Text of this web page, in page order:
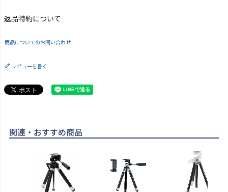
返品特約について
商品についてのお問い合わせ
レビューを書く
関連・おすすめ商品